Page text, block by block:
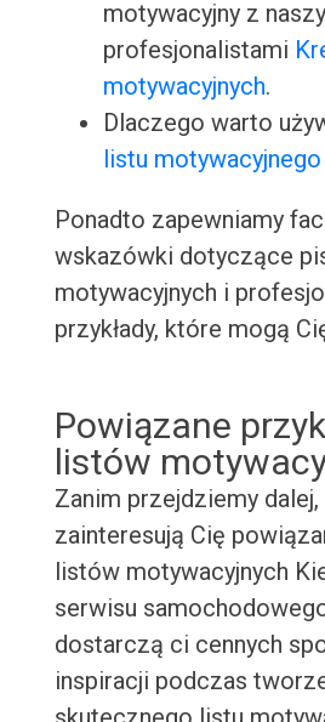
motywacyjny z
profesjonalistami
motywacyjnych.
Dlaczego warto
listu motywacyjnego
Ponadto zapewniamy
wskazówki dotyczące
motywacyjnych i
przykłady, które mogą
Powiązane
listów
Zanim przejdziemy
zainteresują Cię
listów motywacyjnych
serwisu
dostarczą ci cennych
inspiracji podczas